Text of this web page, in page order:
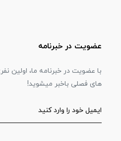
عضویت در خبرنامه
با عضویت در خبرنامه ما، اولین
های فصلی باخبر میشوید!